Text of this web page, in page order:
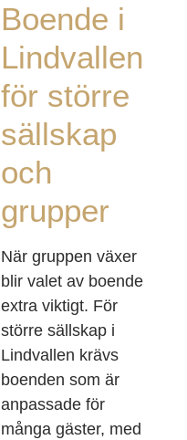
Boende i
Lindvallen
för större
sällskap
och
grupper
När gruppen växer
blir valet av boende
extra viktigt. För
större sällskap i
Lindvallen krävs
boenden som är
anpassade för
många gäster, med